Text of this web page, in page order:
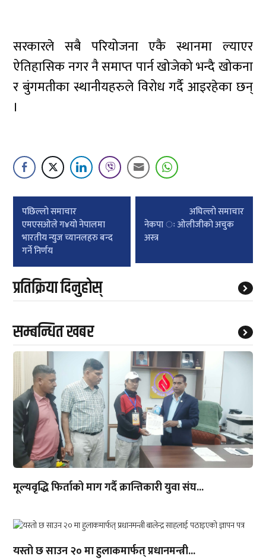
सरकारले सबै परियोजना एकै स्थानमा ल्याएर
ऐतिहासिक नगर नै समाप्त पार्न खोजेको भन्दै खोकना
र बुंगमतीका स्थानीयहरुले विरोध गर्दै आइरहेका छन्
।
Post
navigation
पछिल्लाे समाचार
एमएसओले ग¥यो नेपालमा
भारतीय न्युज च्यानलहरु बन्द
गर्ने निर्णय
अघिल्लाे समाचार
नेकपा ः ओलीजीको अचुक
अस्त्र
प्रतिक्रिया दिनुहोस्
सम्बन्धित खबर
मूल्यवृद्धि फिर्ताको माग गर्दै क्रान्तिकारी युवा संघ...
यस्तो छ साउन २० मा हुलाकमार्फत् प्रधानमन्त्री...